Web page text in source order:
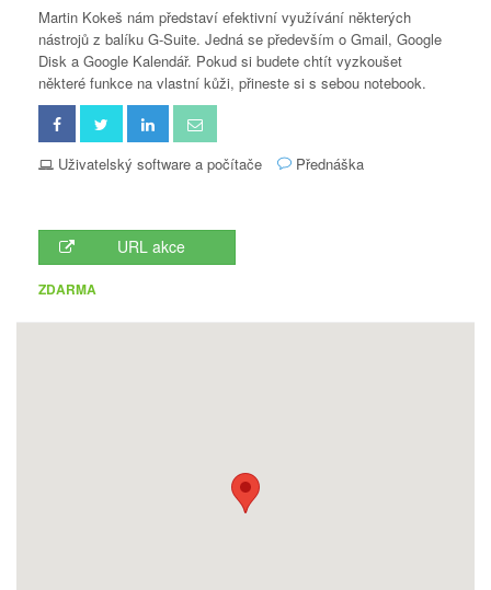
Martin Kokeš nám představí efektivní využívání některých
nástrojů z balíku G-Suite. Jedná se především o Gmail, Google
Disk a Google Kalendář. Pokud si budete chtít vyzkoušet
některé funkce na vlastní kůži, přineste si s sebou notebook.
Uživatelský software a počítače Přednáška
URL akce
ZDARMA